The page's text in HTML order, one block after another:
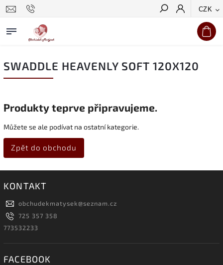
CZK
Hledat
SWADDLE HEAVENLY SOFT 120X120
Produkty teprve připravujeme.
Můžete se ale podívat na ostatní kategorie.
Zpět do obchodu
KONTAKT
obchudekmatysek@seznam.cz
725 357 358
773532233
FACEBOOK